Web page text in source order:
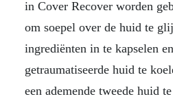
in Cover Recover worden
om soepel over de huid te
ingrediënten in te kapselen
getraumatiseerde huid te
een ademende tweede huid